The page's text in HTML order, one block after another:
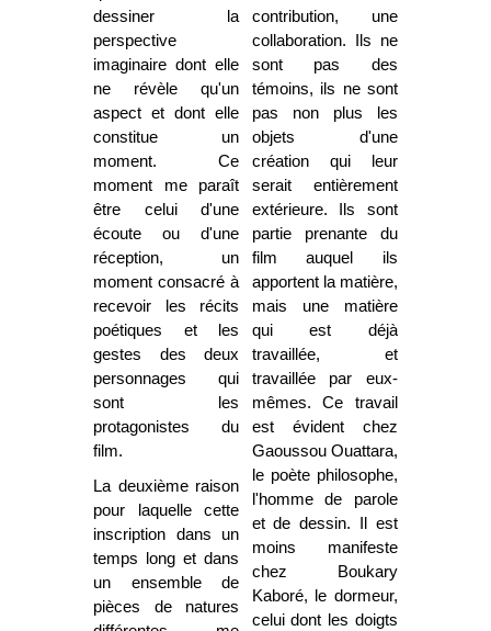
dessiner la
perspective
imaginaire dont elle
ne révèle qu'un
aspect et dont elle
constitue un
moment. Ce
moment me paraît
être celui d'une
écoute ou d'une
réception, un
moment consacré à
recevoir les récits
poétiques et les
gestes des deux
personnages qui
sont les
protagonistes du
film.
La deuxième raison
pour laquelle cette
inscription dans un
temps long et dans
un ensemble de
pièces de natures
contribution, une
collaboration. Ils ne
sont pas des
témoins, ils ne sont
pas non plus les
objets d'une
création qui leur
serait entièrement
extérieure. Ils sont
partie prenante du
film auquel ils
apportent la matière,
mais une matière
qui est déjà
travaillée, et
travaillée par eux-
mêmes. Ce travail
est évident chez
Gaoussou Ouattara,
le poète philosophe,
l'homme de parole
et de dessin. Il est
moins manifeste
chez Boukary
Kaboré, le dormeur,
celui dont les doigts